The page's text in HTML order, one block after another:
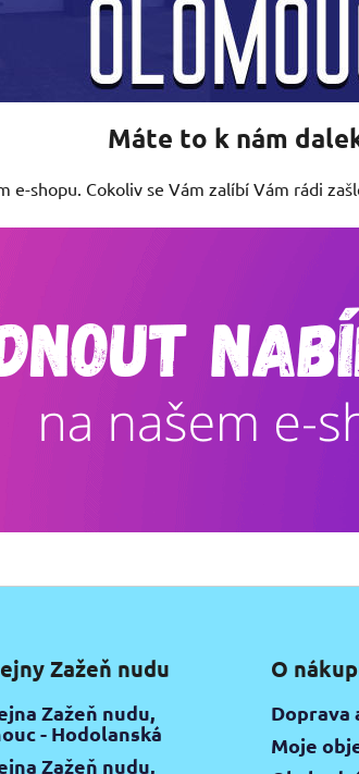
Máte to k nám
e-shopu. Cokoliv se Vám zalíbí Vám rádi
Zažeň nudu
Zažeň nudu,
- Hodolanská
Zažeň nudu,
O
Doprava
Moje